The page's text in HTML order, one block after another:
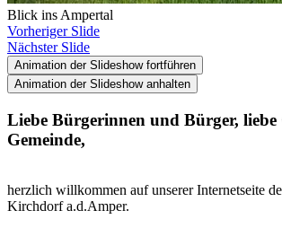
Blick ins Ampertal
Vorheriger Slide
Nächster Slide
Animation der Slideshow fortführen
Animation der Slideshow anhalten
Liebe Bürgerinnen und Bürger, liebe
Gemeinde,
herzlich willkommen auf unserer Internetseite
Kirchdorf a.d.Amper.